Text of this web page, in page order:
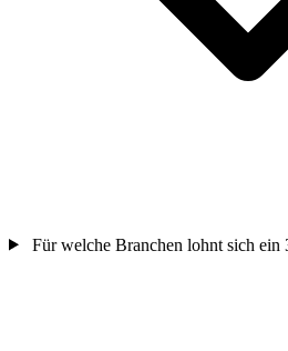
Für welche Branchen lohnt sich ein